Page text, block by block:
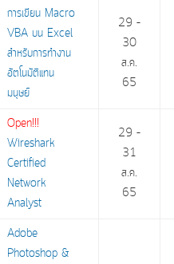
การเขียน Macro
VBA บน Excel
สำหรับการทำงาน
อัตโนมัติแทน
มนุษย์
29 –
30
ส.ค.
65
Open!!!
Wireshark
Certified
Network
Analyst
29 –
31
ส.ค.
65
Adobe
Photoshop &